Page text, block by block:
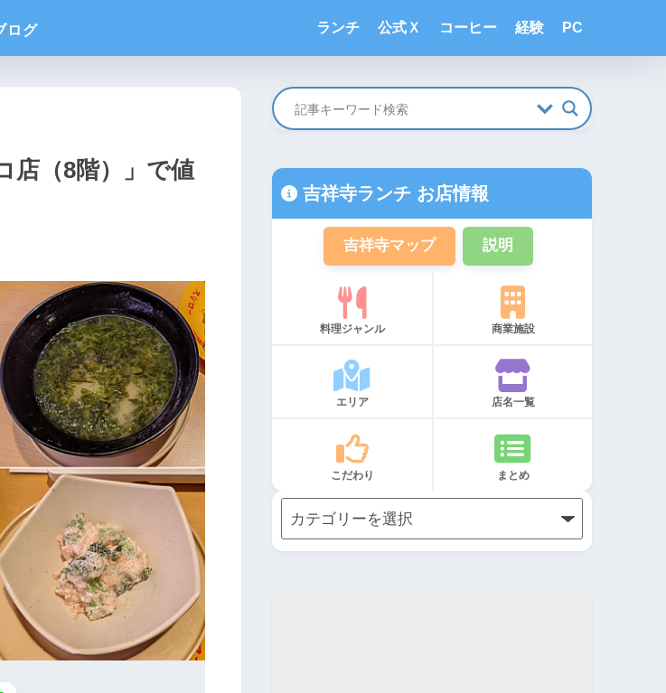
ランチ 公式Ｘ コーヒー 経験 PC
店（8階）」で値
吉祥寺ランチ お店情報
吉祥寺マップ 説明
料理ジャンル 商業施設
エリア 店名一覧
こだわり まとめ